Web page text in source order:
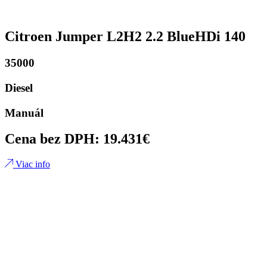
Citroen Jumper L2H2 2.2 BlueHDi 140
35000
Diesel
Manuál
Cena bez DPH: 19.431€
Viac info